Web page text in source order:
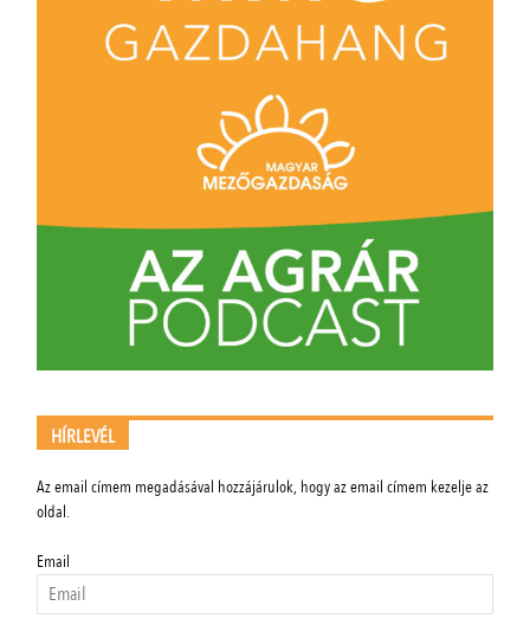
HÍRLEVÉL
Az email címem megadásával hozzájárulok, hogy az email címem kezelje az
oldal.
Email